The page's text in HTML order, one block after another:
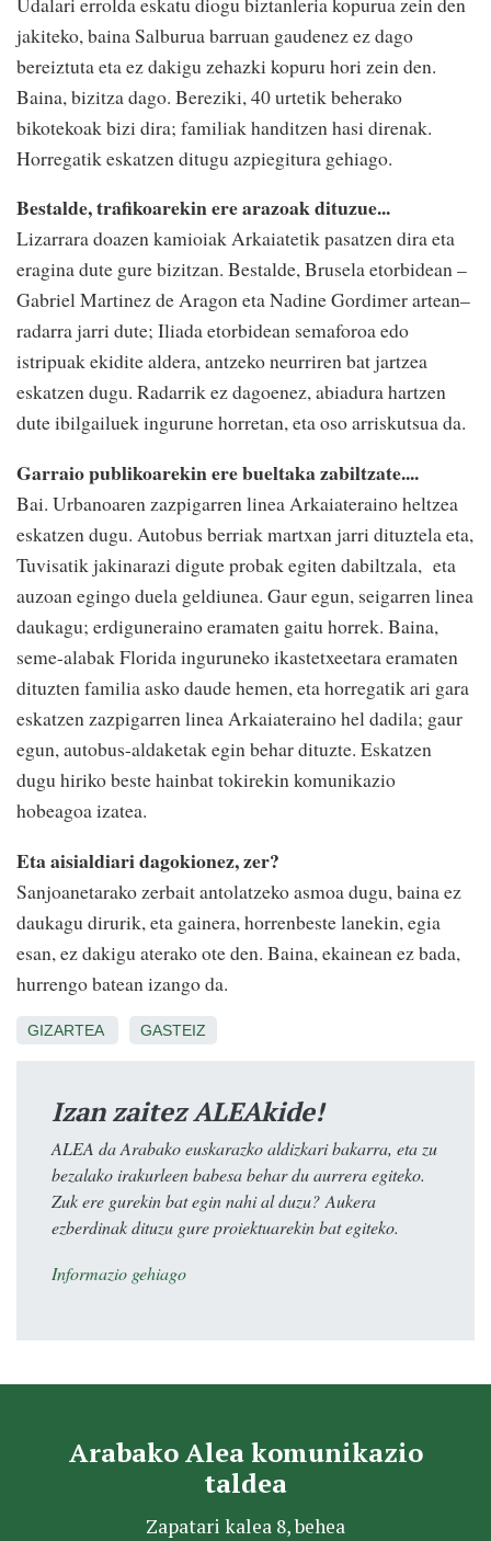
jakiteko, baina Salburua barruan gaudenez ez dago
bereiztuta eta ez dakigu zehazki kopuru hori zein den.
Baina, bizitza dago. Bereziki, 40 urtetik beherako
bikotekoak bizi dira; familiak handitzen hasi direnak.
Horregatik eskatzen ditugu azpiegitura gehiago.
Bestalde, trafikoarekin ere arazoak dituzue...
Lizarrara doazen kamioiak Arkaiatetik pasatzen dira eta
eragina dute gure bizitzan. Bestalde, Brusela etorbidean –
Gabriel Martinez de Aragon eta Nadine Gordimer artean–
radarra jarri dute; Iliada etorbidean semaforoa edo
istripuak ekidite aldera, antzeko neurriren bat jartzea
eskatzen dugu. Radarrik ez dagoenez, abiadura hartzen
dute ibilgailuek ingurune horretan, eta oso arriskutsua da.
Garraio publikoarekin ere bueltaka zabiltzate....
Bai. Urbanoaren zazpigarren linea Arkaiateraino heltzea
eskatzen dugu. Autobus berriak martxan jarri dituztela eta,
Tuvisatik jakinarazi digute probak egiten dabiltzala, eta
auzoan egingo duela geldiunea. Gaur egun, seigarren linea
daukagu; erdiguneraino eramaten gaitu horrek. Baina,
seme-alabak Florida inguruneko ikastetxeetara eramaten
dituzten familia asko daude hemen, eta horregatik ari gara
eskatzen zazpigarren linea Arkaiateraino hel dadila; gaur
egun, autobus-aldaketak egin behar dituzte. Eskatzen
dugu hiriko beste hainbat tokirekin komunikazio
hobeagoa izatea.
Eta aisialdiari dagokionez, zer?
Sanjoanetarako zerbait antolatzeko asmoa dugu, baina ez
daukagu dirurik, eta gainera, horrenbeste lanekin, egia
esan, ez dakigu aterako ote den. Baina, ekainean ez bada,
hurrengo batean izango da.
GIZARTEA GASTEIZ
Izan zaitez ALEAkide!
ALEA da Arabako euskarazko aldizkari bakarra, eta zu
bezalako irakurleen babesa behar du aurrera egiteko.
Zuk ere gurekin bat egin nahi al duzu? Aukera
ezberdinak dituzu gure proiektuarekin bat egiteko.
Informazio gehiago
Arabako Alea komunikazio
taldea
Zapatari kalea 8, behea